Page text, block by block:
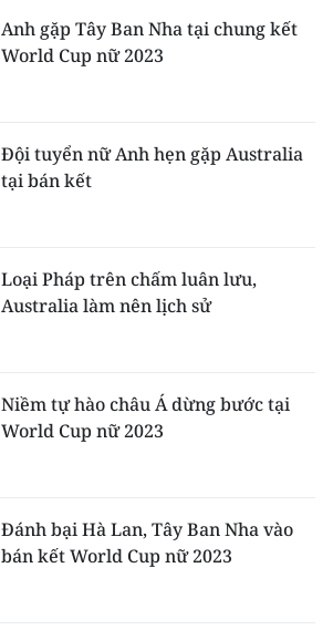
Anh gặp Tây Ban Nha tại chung kết
World Cup nữ 2023
Đội tuyển nữ Anh hẹn gặp Australia
tại bán kết
Loại Pháp trên chấm luân lưu,
Australia làm nên lịch sử
Niềm tự hào châu Á dừng bước tại
World Cup nữ 2023
Đánh bại Hà Lan, Tây Ban Nha vào
bán kết World Cup nữ 2023